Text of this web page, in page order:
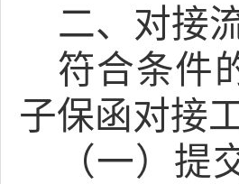
二、 对接
符合条件
子保函对接
（一） 提